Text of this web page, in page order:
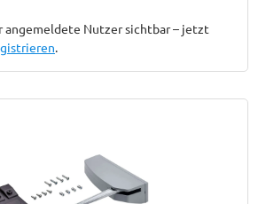
angemeldete Nutzer sichtbar – jetzt
.